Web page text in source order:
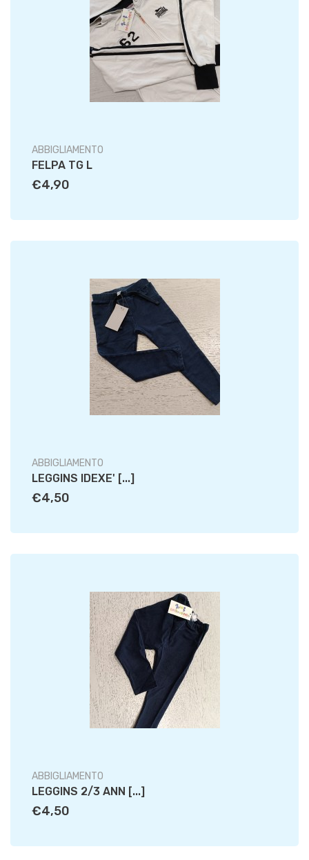
ABBIGLIAMENTO
FELPA TG L
€4,90
ABBIGLIAMENTO
LEGGINS IDEXE' [...]
€4,50
ABBIGLIAMENTO
LEGGINS 2/3 ANN [...]
€4,50